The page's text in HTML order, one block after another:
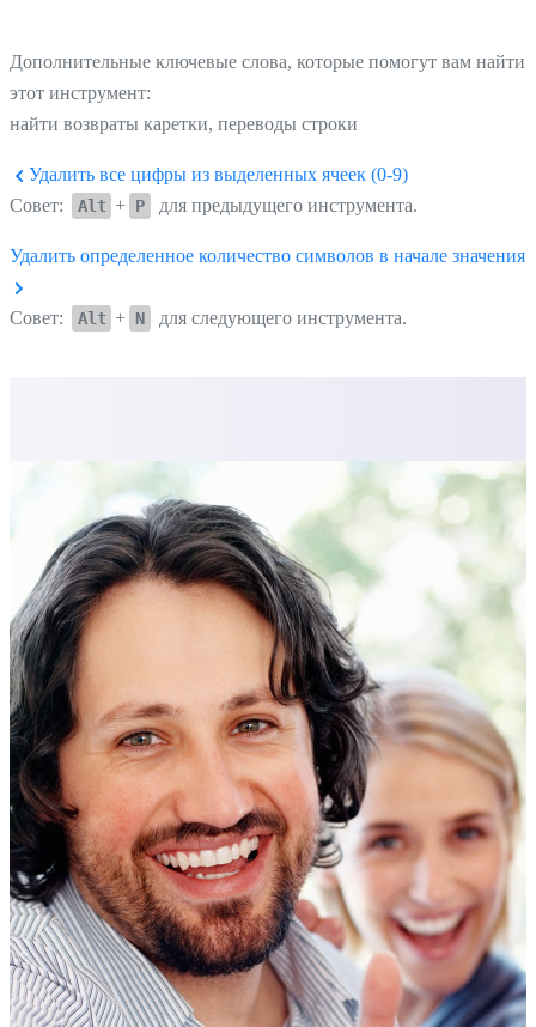
Дополнительные ключевые слова, которые помогут вам найти
этот инструмент:
найти возвраты каретки, переводы строки
Удалить все цифры из выделенных ячеек (0-9)
Совет:
Alt + P для предыдущего инструмента.
Удалить определенное количество символов в начале
Совет: Alt + N для следующего инструмента.